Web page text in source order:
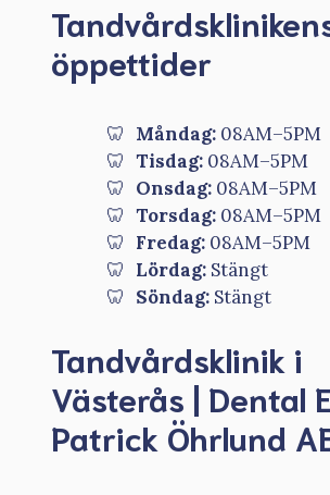
öppettider
Måndag: 08AM–5PM
Tisdag: 08AM–5PM
Onsdag: 08AM–5PM
Torsdag: 08AM–5PM
Fredag: 08AM–5PM
Lördag: Stängt
Söndag: Stängt
Tandvårdsklinik i
Västerås | Dental
Patrick Öhrlund